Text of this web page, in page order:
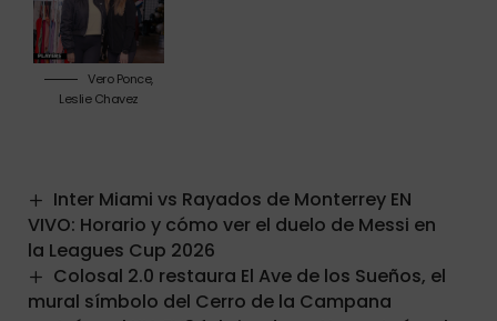
Vero Ponce,
Leslie Chavez
Inter Miami vs Rayados de Monterrey EN
VIVO: Horario y cómo ver el duelo de Messi en
la Leagues Cup 2026
Colosal 2.0 restaura El Ave de los Sueños, el
mural símbolo del Cerro de la Campana